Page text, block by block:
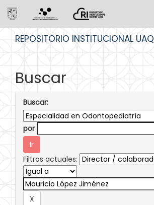
REPOSITORIO INSTITUCIONAL UAQ
Buscar
Buscar:
por
Filtros actuales: